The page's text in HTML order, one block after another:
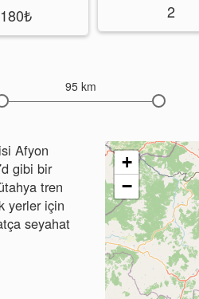
180₺ 2
95 km
Afyon
gibi bir
tren
yerler için
seyahat
+
−